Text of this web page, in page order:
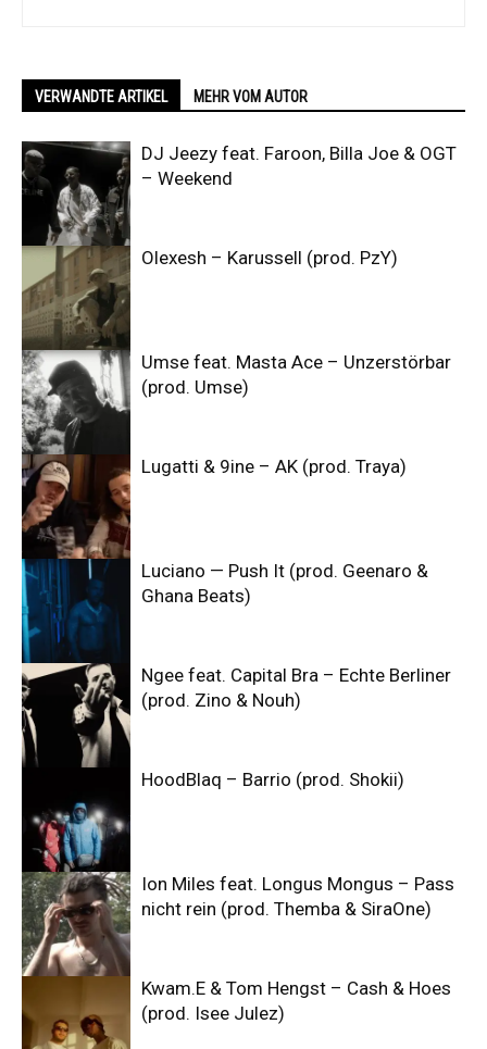
VERWANDTE ARTIKEL MEHR VOM AUTOR
DJ Jeezy feat. Faroon, Billa Joe & OGT
– Weekend
Olexesh – Karussell (prod. PzY)
Umse feat. Masta Ace – Unzerstörbar
(prod. Umse)
Lugatti & 9ine – AK (prod. Traya)
Luciano — Push It (prod. Geenaro &
Ghana Beats)
Ngee feat. Capital Bra – Echte Berliner
(prod. Zino & Nouh)
HoodBlaq – Barrio (prod. Shokii)
Ion Miles feat. Longus Mongus – Pass
nicht rein (prod. Themba & SiraOne)
Kwam.E & Tom Hengst – Cash & Hoes
(prod. Isee Julez)